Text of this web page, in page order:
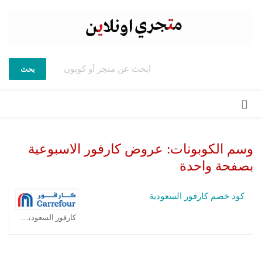
بحث
وسم الكوبونات: عروض كارفور الاسبوعية
بصفحة واحدة
كود خصم كارفور السعودية